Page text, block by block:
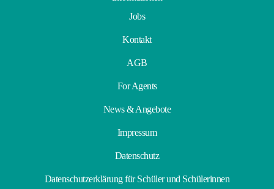
Jobs
Kontakt
AGB
For Agents
News & Angebote
Impressum
Datenschutz
Datenschutzerklärung für Schüler und Schülerinnen